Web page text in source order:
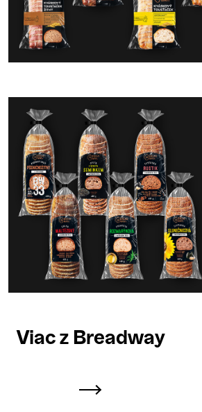
Viac z Breadway